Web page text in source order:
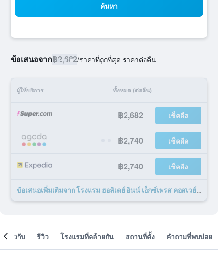
ค้นหา
ข้อเสนอจาก฿2,682/ราคาที่ถูกที่สุด ราคาต่อคืน
ผู้ให้บริการ ทั้งหมด (ต่อคืน)
฿2,682 เช็คดีล
฿2,740 เช็คดีล
฿2,740 เช็คดีล
ข้อเสนอเพิ่มเติมจาก โรงแรม ฮอลิเดย์ อินน์ เอ็กซ์เพรส คอสเวย์ เบย์ ฮ่องกง บาย IHG 23 รายการ
เกี่ยวกับ รีวิว โรงแรมที่คล้ายกัน สถานที่ตั้ง คำถามที่พบบ่อย